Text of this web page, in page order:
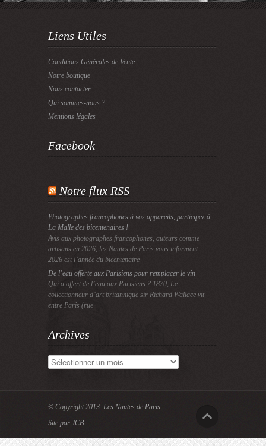
Liens Utiles
Conditions Générales de Vente
Notre boutique
Nous contacter
Qui sommes-nous ?
Mentions légales
Facebook
Notre flux RSS
Photographes francophones à vos appareils, participez à
La Malle des bicentenaires !
Avis aux photographes francophones, auteurs comme
artisans en 2026, les Nautes de Paris vous informent :
2026 est l’année du bicentenaire
De l’eau offerte aux Parisiens pour remplacer le vin
Qui a offert de l’eau aux Parisiens ? 1870, Le
collectionneur d’art britannique sir Richard Wallace vit
entre Paris (rue
Archives
Archives
© Copyright 2013. Les Nautes de Paris
Site par JCB